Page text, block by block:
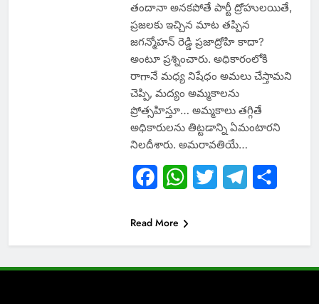
తందానా అనకపోతే పార్టీ ద్రోహులయితే,
ప్రజలకు ఇచ్చిన మాట తప్పిన
జగన్మోహన్ రెడ్డి ప్రజాద్రోహి కాదా?
అంటూ ప్రశ్నించారు. అధికారంలోకి
రాగానే మధ్య నిషేధం అమలు చేస్తామని
చెప్పి, మద్యం అమ్మకాలను
ప్రోత్సహిస్తూ… అమ్మకాలు తగ్గితే
అధికారులను తిట్టడాన్ని ఏమంటారని
నిలదీశారు. అమరావతియే…
FacebookWhatsApp
Twitter Telegram
Read More